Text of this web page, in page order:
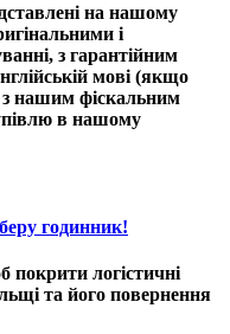
на нашому
і
з гарантійним
мові (якщо
з нашим фіскальним
в нашому
годинник!
покрити логістичні
та його повернення